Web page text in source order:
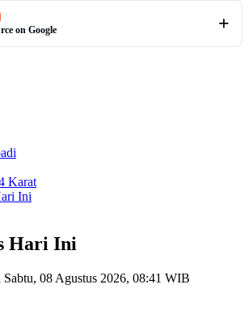
on Google
Karat
Ini